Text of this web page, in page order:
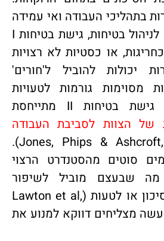
בתהליכי העבודה ואי עמידה
בפרוטוקולים ביחס לניהול בטיחות, גישת בטיחות I
או כסטיות לא רצויות
יכולות להוביל ל'חורים'
מסוימות גורמות לטעויות
(Reason, 2000). גישת בטיחות II מתייחסת
הצוות לסביבת העבודה
(Jones, Phips & Ashcroft, 2018).
סוטים מהסטנדרט הרצוי
שבעצם מוביל לשיפור
במערכת במקום לסיכון או לטעות (Lawton et al,
מצליחים דווקא למנוע את